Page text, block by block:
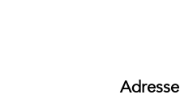
Adresse